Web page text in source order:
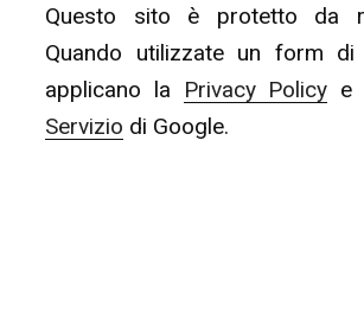
Questo sito è protetto da
Quando utilizzate un form
applicano la
Privacy Policy
Servizio di Google.